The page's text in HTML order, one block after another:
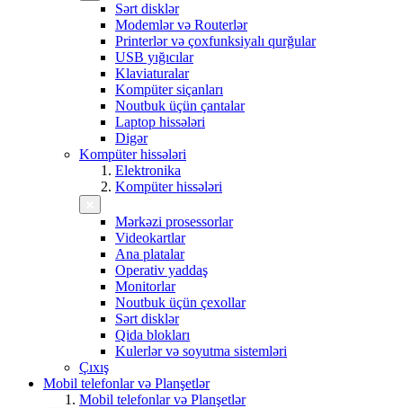
Sərt disklər
Modemlər və Routerlər
Printerlər və çoxfunksiyalı qurğular
USB yığıcılar
Klaviaturalar
Kompüter siçanları
Noutbuk üçün çantalar
Laptop hissələri
Digər
Kompüter hissələri
Elektronika
Kompüter hissələri
Mərkəzi prosessorlar
Videokartlar
Ana platalar
Operativ yaddaş
Monitorlar
Noutbuk üçün çexollar
Sərt disklər
Qida blokları
Kulerlər və soyutma sistemləri
Çıxış
Mobil telefonlar və Planşetlər
Mobil telefonlar və Planşetlər